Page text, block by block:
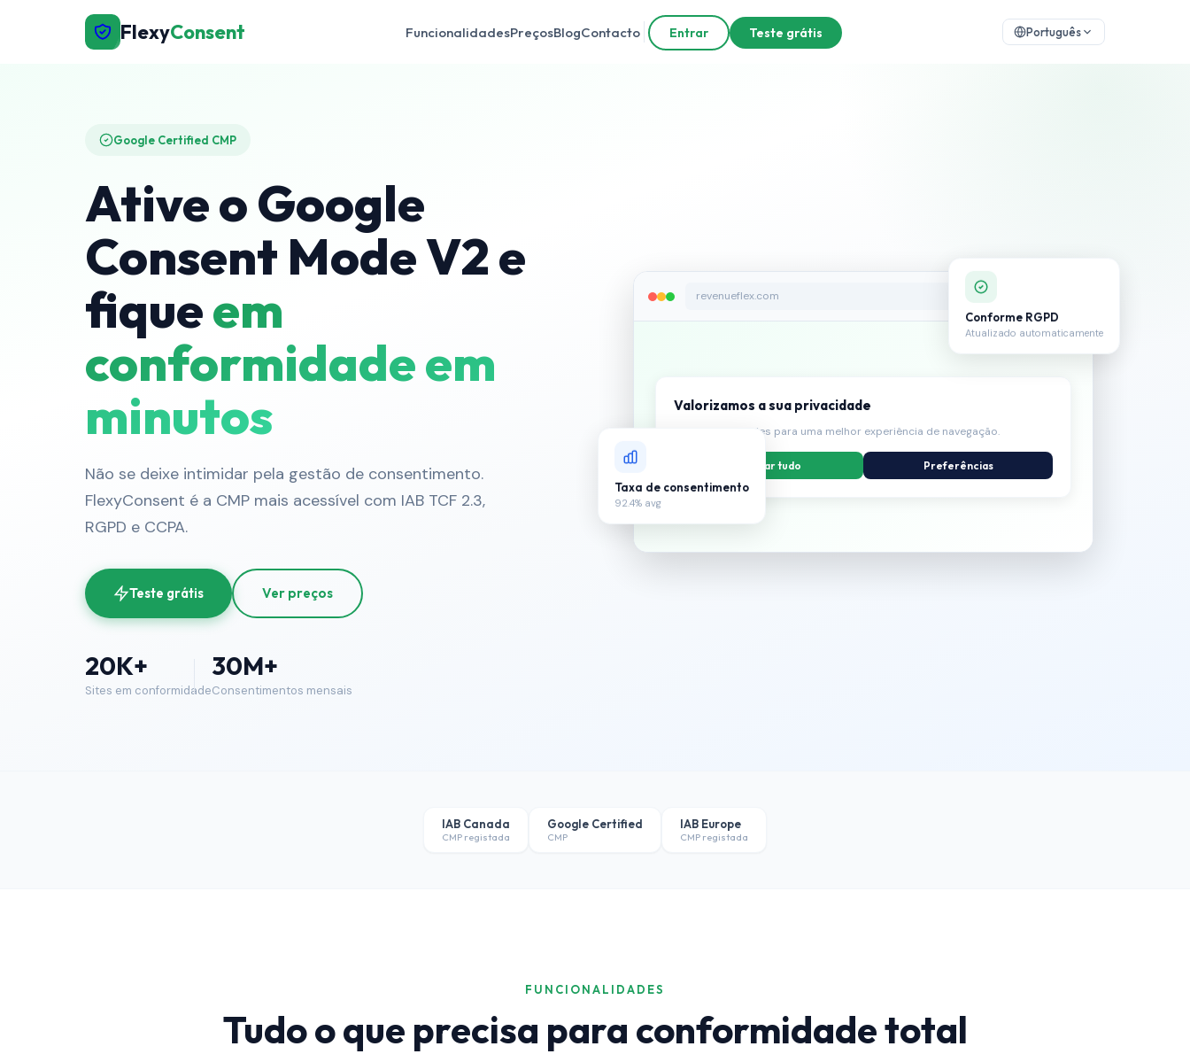
FlexyConsent FuncionalidadesPreçosBlogContacto Entrar Teste grátis Português
Google Certified CMP
Ative o Google
Consent Mode V2 e
fiqueem
conformidade em
minutos
Não se deixe intimidar pela gestão de consentimento.
FlexyConsent é a CMP mais acessível com IAB TCF 2.3,
RGPD e CCPA.
Teste grátis Ver preços
20K+
Sites em conformidade
30M+
Consentimentos mensais
revenueflex.com
Valorizamos a sua privacidade
Utilizamos cookies para uma melhor experiência de navegação.
Aceitar tudo Preferências
Conforme RGPD
Atualizado automaticamente
Taxa de consentimento
92.4% avg
IAB Canada
CMP registada
Google Certified
CMP
IAB Europe
CMP registada
FUNCIONALIDADES
Tudo o que precisa para conformidade total